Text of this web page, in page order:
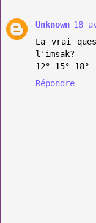
Unknown 18
La vrai
l'imsak?
12°-15°-18°
Répondre